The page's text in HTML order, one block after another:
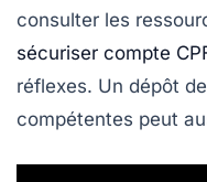
consulter les
sécuriser compte
réflexes. Un dépôt
compétentes peut